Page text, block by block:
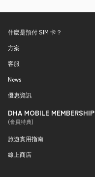
什麼是預付 SIM 卡？
方案
客服
News
優惠資訊
DHA MOBILE MEMBERSHIP
(會員特典)
旅遊實用指南
線上商店